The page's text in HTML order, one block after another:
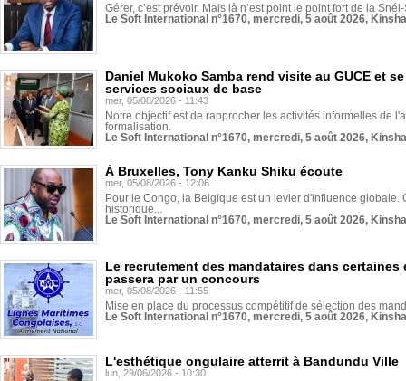
Gérer, c’est prévoir. Mais là n’est point le point fort de la
Le Soft International n°1670, mercredi, 5 août 2026,
Daniel Mukoko Samba rend visite au GUCE et
services sociaux de base
mer, 05/08/2026 - 11:43
Notre objectif est de rapprocher les activités informelles de
formalisation.
Le Soft International n°1670, mercredi, 5 août 2026,
À Bruxelles, Tony Kanku Shiku écoute
mer, 05/08/2026 - 12:06
Pour le Congo, la Belgique est un levier d'influence globale.
historique...
Le Soft International n°1670, mercredi, 5 août 2026,
Le recrutement des mandataires dans
passera par un concours
mer, 05/08/2026 - 11:55
Mise en place du processus compétitif de sélection des
Le Soft International n°1670, mercredi, 5 août 2026,
L'esthétique ongulaire atterrit à Bandundu Ville
lun, 29/06/2026 - 10:30